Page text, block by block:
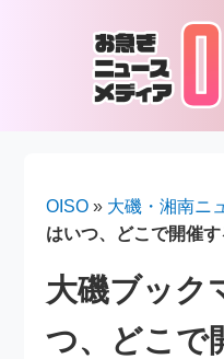
OISO » 大磯・湘南ニ
はいつ、どこで開催す
大磯ブック
つ、どこで